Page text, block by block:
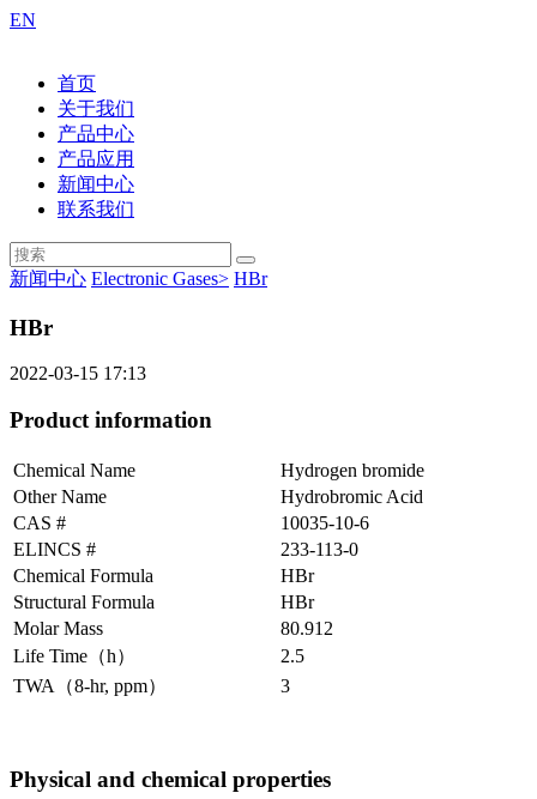
EN
首页
关于我们
产品中心
产品应用
新闻中心
联系我们
新闻中心 Electronic Gases> HBr
HBr
2022-03-15 17:13
Product information
Chemical Name
Hydrogen bromide
Other Name
Hydrobromic Acid
CAS #
10035-10-6
ELINCS #
233-113-0
Chemical Formula
HBr
Structural Formula
HBr
Molar Mass
80.912
Life Time（h）
2.5
TWA（8-hr, ppm）
3
Physical and chemical properties